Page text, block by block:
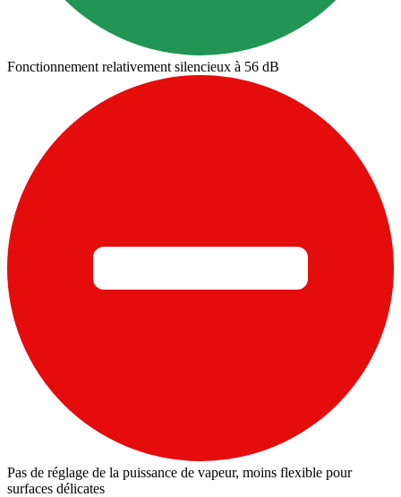
Fonctionnement relativement silencieux à 56 dB
Pas de réglage de la puissance de vapeur, moins flexible pour
surfaces délicates